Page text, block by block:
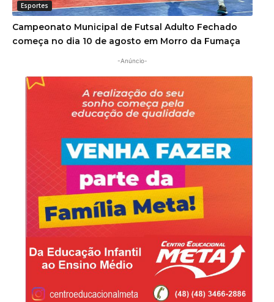
Esportes
Campeonato Municipal de Futsal Adulto Fechado
começa no dia 10 de agosto em Morro da Fumaça
-Anúncio-